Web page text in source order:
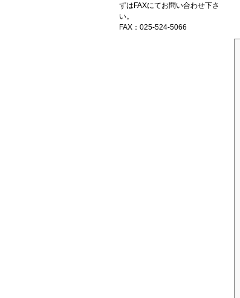
ずはFAXにてお問い合わせ下さ
い。
FAX：025-524-5066